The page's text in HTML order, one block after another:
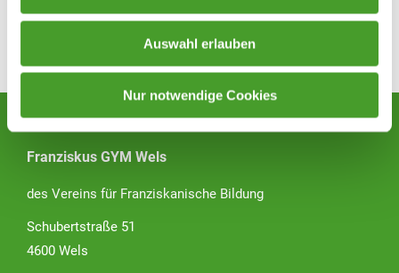
Auswahl erlauben
Nur notwendige Cookies
Zurück zur Übersicht
Franziskus GYM Wels
des Vereins für Franziskanische Bildung
Schubertstraße 51
4600 Wels